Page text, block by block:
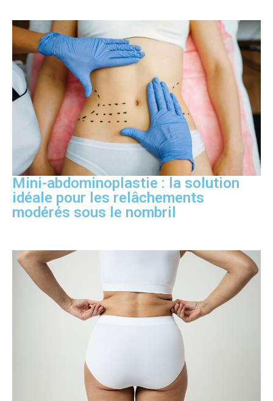
Mini-abdominoplastie : la solution
idéale pour les relâchements
modérés sous le nombril